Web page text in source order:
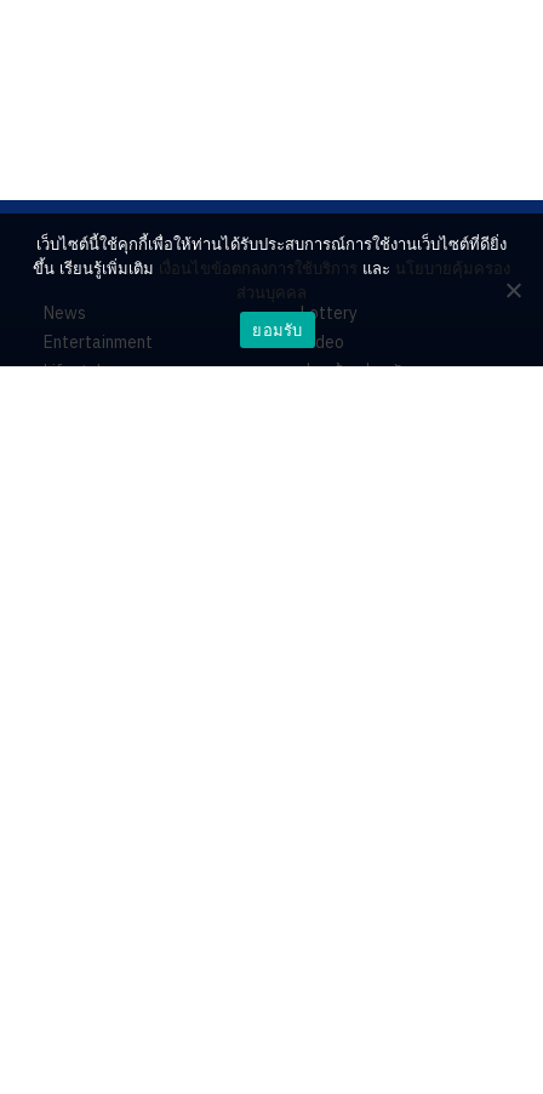
News
Entertainment
Lifestyle
Lottery
Video
ร่วมด้วยช่วยกัน
เว็บไซต์นี้ใช้คุกกี้เพื่อให้ท่านได้รับประสบการณ์การใช้งานเว็บไซต์ที่ดียิ่ง
ขึ้น เรียนรู้เพิ่มเติม เงื่อนไขข้อตกลงการใช้บริการ และ นโยบายคุ้มครอง
ส่วนบุคคล
ยอมรับ